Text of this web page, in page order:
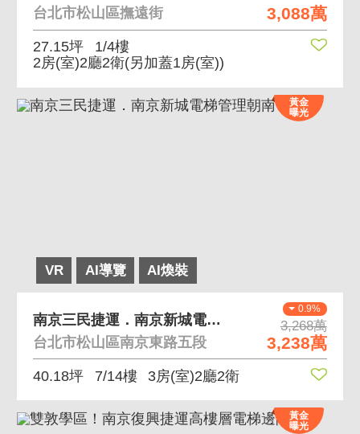
3,088萬
台北市松山區撫遠街
27.15坪
1/4樓
2房(室)2廳2衛(另加蓋1房(室))
VR AI導覽 AI煥裝
黃金
曝光
0.9%
3,268萬
3,238萬
南京三民捷運．南京新城電梯管理朝南３房
台北市松山區南京東路五段
40.18坪 7/14樓 3房(室)2廳2衛
黃金
曝光